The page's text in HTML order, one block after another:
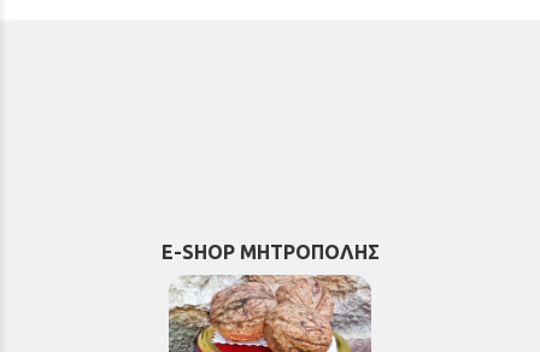
E-SHOP ΜΗΤΡΟΠΟΛΗΣ